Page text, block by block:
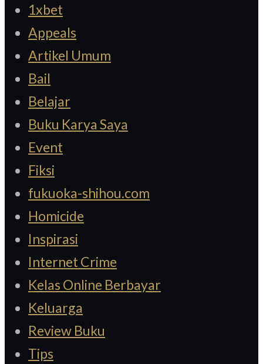
1xbet
Appeals
Artikel Umum
Bail
Belajar
Buku Karya Saya
Event
Fiksi
fukuoka-shihou.com
Homicide
Inspirasi
Internet Crime
Kelas Online Berbayar
Keluarga
Review Buku
Tips